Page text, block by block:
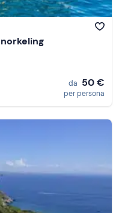
da 50 €
per persona